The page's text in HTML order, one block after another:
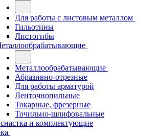
Для работы с листовым металлом
Гильотины
Листогибы
Металлообрабатывающие
Абразивно-отрезные
Для работы арматурой
Ленточнопильные
Токарные, фрезерные
Точильно-шлифовальные
и комплектующие